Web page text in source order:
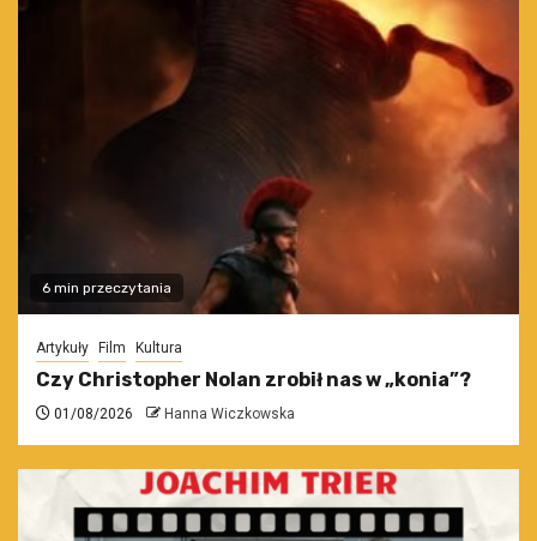
6 min przeczytania
Artykuły Film Kultura
Czy Christopher Nolan zrobił nas w „konia”?
01/08/2026 Hanna Wiczkowska